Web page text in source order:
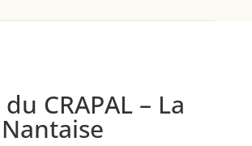
CRAPAL – La